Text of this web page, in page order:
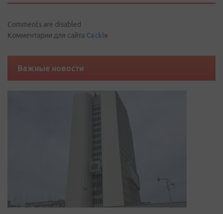
Comments are disabled
Комментарии для сайта Cackle
Важные новости